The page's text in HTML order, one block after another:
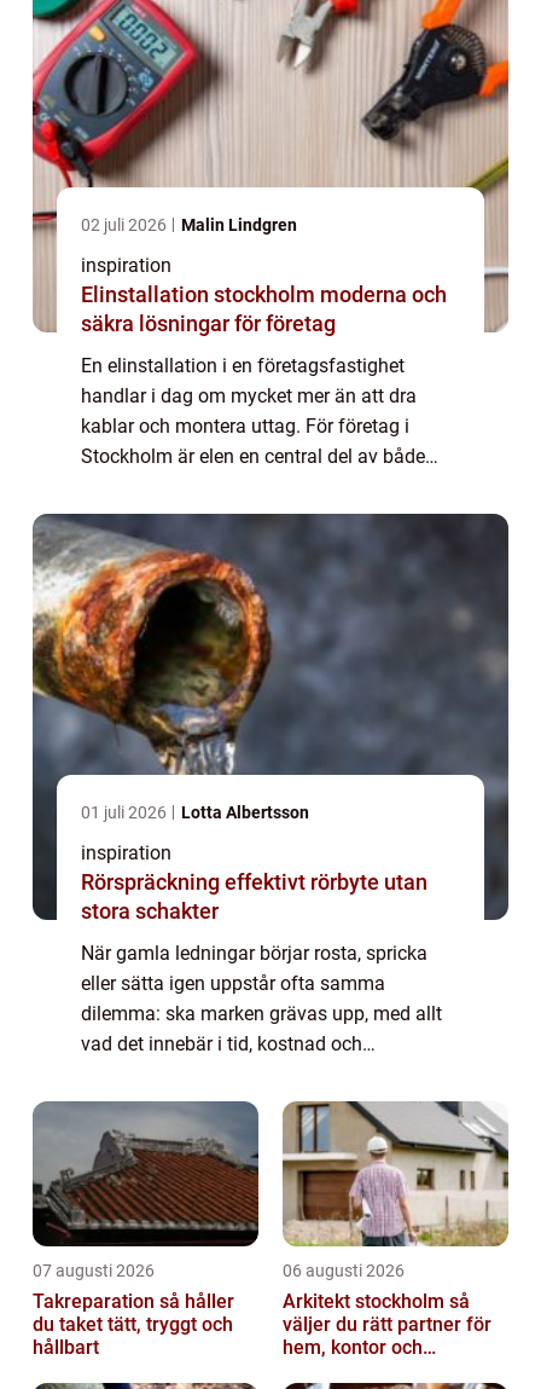
02 juli 2026 Malin Lindgren
inspiration
Elinstallation stockholm moderna och
säkra lösningar för företag
En elinstallation i en företagsfastighet
handlar i dag om mycket mer än att dra
kablar och montera uttag. För företag i
Stockholm är elen en central del av både
Rätt planerad elinstallation kan sänka kost...
01 juli 2026 Lotta Albertsson
inspiration
Rörspräckning effektivt rörbyte utan
stora schakter
När gamla ledningar börjar rosta, spricka
eller sätta igen uppstår ofta samma
dilemma: ska marken grävas upp, med allt
vad det innebär i tid, kostnad och
kommuner och entreprenörer väljer i stället
Rörspräckning...
07 augusti 2026
Takreparation så håller
du taket tätt, tryggt och
hållbart
06 augusti 2026
Arkitekt stockholm så
väljer du rätt partner för
hem, kontor och